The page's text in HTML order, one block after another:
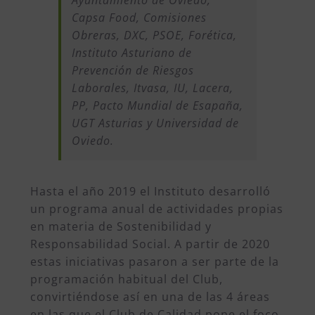
Capsa Food, Comisiones
Obreras, DXC, PSOE, Forética,
Instituto Asturiano de
Prevención de Riesgos
Laborales, Itvasa, IU, Lacera,
PP, Pacto Mundial de Esapaña,
UGT Asturias y Universidad de
Oviedo.
Hasta el año 2019 el Instituto desarrolló
un programa anual de actividades propias
en materia de Sostenibilidad y
Responsabilidad Social. A partir de 2020
estas iniciativas pasaron a ser parte de la
programación habitual del Club,
convirtiéndose así en una de las 4 áreas